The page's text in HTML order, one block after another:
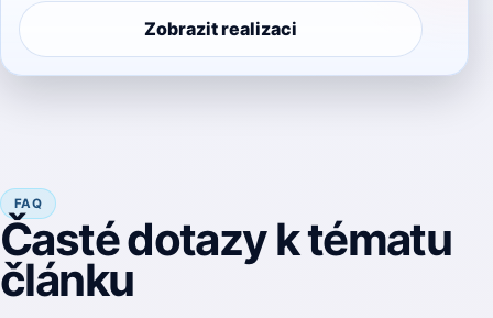
Zobrazit realizaci
FAQ
Časté dotazy k tématu
článku